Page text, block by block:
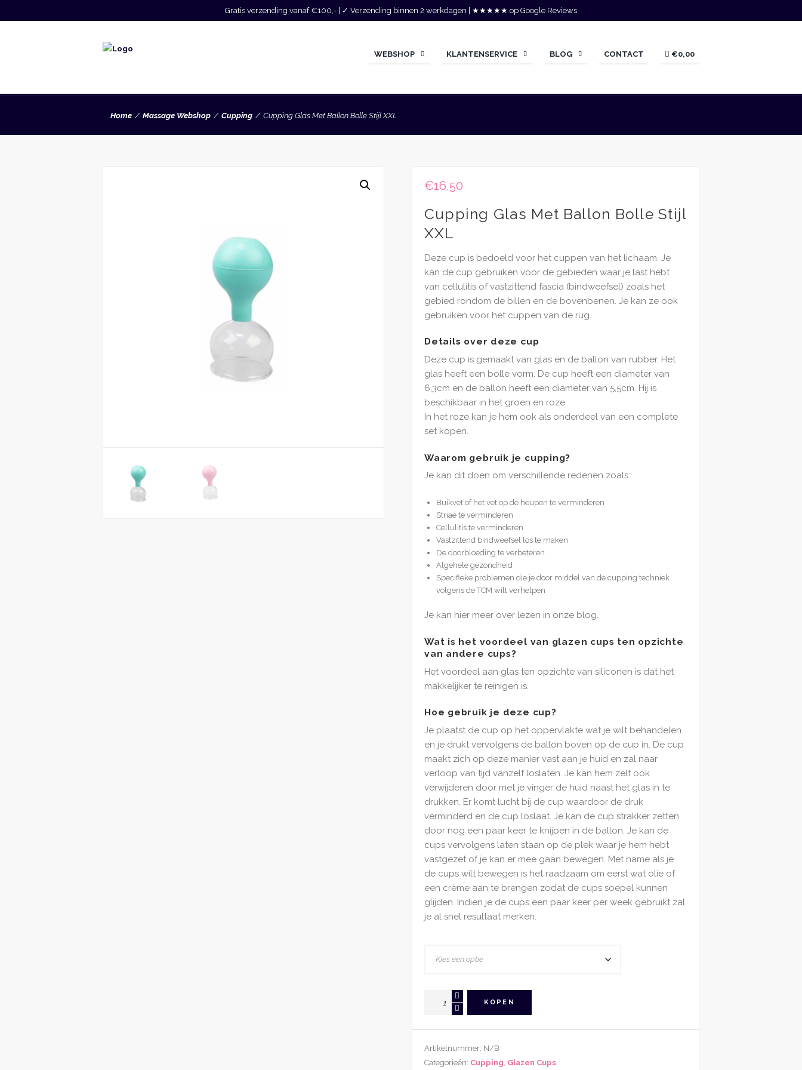
Gratis verzending vanaf €100,- | ✓ Verzending binnen 2 werkdagen | ★★★★★ op Google Reviews
WEBSHOP KLANTENSERVICE BLOG CONTACT €0,00
Home Massage Webshop Cupping Cupping Glas Met Ballon Bolle Stijl XXL
€16,50
Cupping Glas Met Ballon Bolle Stijl
XXL
Deze cup is bedoeld voor het cuppen van het lichaam. Je
kan de cup gebruiken voor de gebieden waar je last hebt
van cellulitis of vastzittend fascia (bindweefsel) zoals het
gebied rondom de billen en de bovenbenen. Je kan ze ook
gebruiken voor het cuppen van de rug.
Details over deze cup
Deze cup is gemaakt van glas en de ballon van rubber. Het
glas heeft een bolle vorm. De cup heeft een diameter van
6,3cm en de ballon heeft een diameter van 5,5cm. Hij is
beschikbaar in het groen en roze.
In het roze kan je hem ook als onderdeel van een complete
set kopen.
Waarom gebruik je cupping?
Je kan dit doen om verschillende redenen zoals:
Buikvet of het vet op de heupen te verminderen
Striae te verminderen
Cellulitis te verminderen
Vastzittend bindweefsel los te maken
De doorbloeding te verbeteren.
Algehele gezondheid
Specifieke problemen die je door middel van de cupping techniek
volgens de TCM wilt verhelpen
Je kan hier meer over lezen in onze blog.
Wat is het voordeel van glazen cups ten opzichte
van andere cups?
Het voordeel aan glas ten opzichte van siliconen is dat het
makkelijker te reinigen is.
Hoe gebruik je deze cup?
Je plaatst de cup op het oppervlakte wat je wilt behandelen
en je drukt vervolgens de ballon boven op de cup in. De cup
maakt zich op deze manier vast aan je huid en zal naar
verloop van tijd vanzelf loslaten. Je kan hem zelf ook
verwijderen door met je vinger de huid naast het glas in te
drukken. Er komt lucht bij de cup waardoor de druk
verminderd en de cup loslaat. Je kan de cup strakker zetten
door nog een paar keer te knijpen in de ballon. Je kan de
cups vervolgens laten staan op de plek waar je hem hebt
vastgezet of je kan er mee gaan bewegen. Met name als je
de cups wilt bewegen is het raadzaam om eerst wat olie of
een crème aan te brengen zodat de cups soepel kunnen
glijden. Indien je de cups een paar keer per week gebruikt zal
je al snel resultaat merken.
Bolle
Stijl
KOPEN
Artikelnummer: N/B
Categorieën: Cupping, Glazen Cups